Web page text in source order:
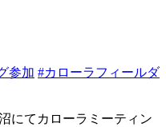
参加 #カローラフィールダ
にてカローラミーティン